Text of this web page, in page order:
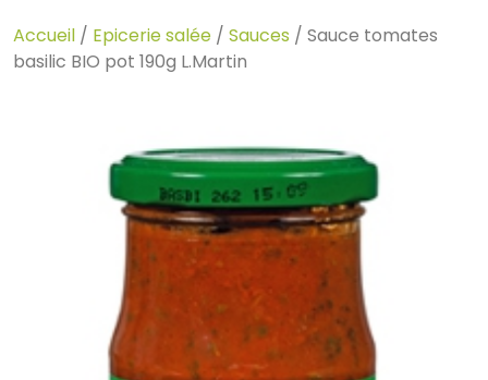
Accueil / Epicerie salée / Sauces / Sauce tomates
basilic BIO pot 190g L.Martin